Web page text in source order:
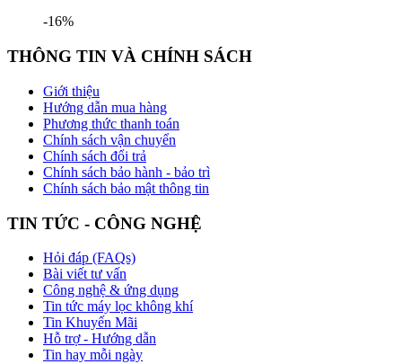
-16%
THÔNG TIN VÀ CHÍNH SÁCH
Giới thiệu
Hướng dẫn mua hàng
Phương thức thanh toán
Chính sách vận chuyển
Chính sách đổi trả
Chính sách bảo hành - bảo trì
Chính sách bảo mật thông tin
TIN TỨC - CÔNG NGHỆ
Hỏi đáp (FAQs)
Bài viết tư vấn
Công nghệ & ứng dụng
Tin tức máy lọc không khí
Tin Khuyến Mãi
Hỗ trợ - Hướng dẫn
Tin hay mỗi ngày